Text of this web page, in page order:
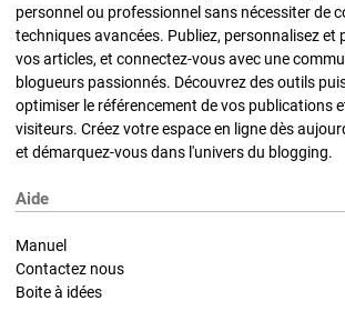
personnel ou professionnel sans nécessiter de
techniques avancées. Publiez, personnalisez et
vos articles, et connectez-vous avec une
blogueurs passionnés. Découvrez des outils
optimiser le référencement de vos publications
visiteurs. Créez votre espace en ligne dès
et démarquez-vous dans l'univers du blogging.
Aide
Manuel
Contactez nous
Boite à idées